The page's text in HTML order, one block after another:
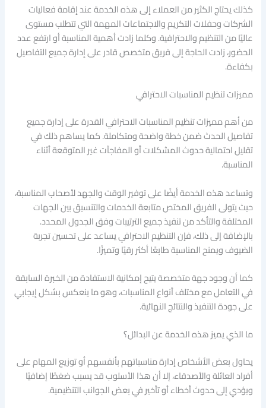
كذلك يحتاج الكثير من العملاء إلى هذه الخدمة عند إقامة فعاليات
الشركات وحفلات التكريم والاجتماعات المهمة التي تتطلب مستوى
عاليًا من التنظيم والاحترافية. وكلما زادت أهمية المناسبة أو ارتفع عدد
الحضور، زادت الحاجة إلى فريق متخصص قادر على إدارة جميع التفاصيل
بكفاءة.
مميزات تنظيم المناسبات الاحترافي
من أهم مميزات تنظيم المناسبات الاحترافي القدرة على إدارة جميع
تفاصيل الحدث ضمن خطة واضحة ومتكاملة. كما يساهم ذلك في
تقليل احتمالية حدوث المشكلات أو المفاجآت غير المتوقعة أثناء
المناسبة.
وتساعد هذه الخدمة أيضًا على توفير الوقت والجهد لأصحاب المناسبة،
حيث يتولى الفريق المختص متابعة الخدمات والتنسيق بين الجهات
المختلفة والتأكد من تنفيذ جميع الترتيبات وفق الجدول المحدد.
بالإضافة إلى ذلك، فإن التنظيم الاحترافي يساعد على تحسين تجربة
الضيوف ويمنح المناسبة طابعًا أكثر رقيًا وتميزًا.
كما أن وجود جهة متخصصة يتيح إمكانية الاستفادة من الخبرة السابقة
في التعامل مع مختلف أنواع المناسبات، وهو ما ينعكس بشكل إيجابي
على جودة التنفيذ والنتائج النهائية.
ما الذي يميز هذه الخدمة عن البدائل؟
يحاول بعض الأشخاص إدارة مناسباتهم بأنفسهم أو توزيع المهام على
أفراد العائلة والأصدقاء، إلا أن هذا الأسلوب قد يسبب ضغطًا إضافيًا
ويؤدي إلى حدوث أخطاء أو تأخير في بعض الجوانب التنظيمية.